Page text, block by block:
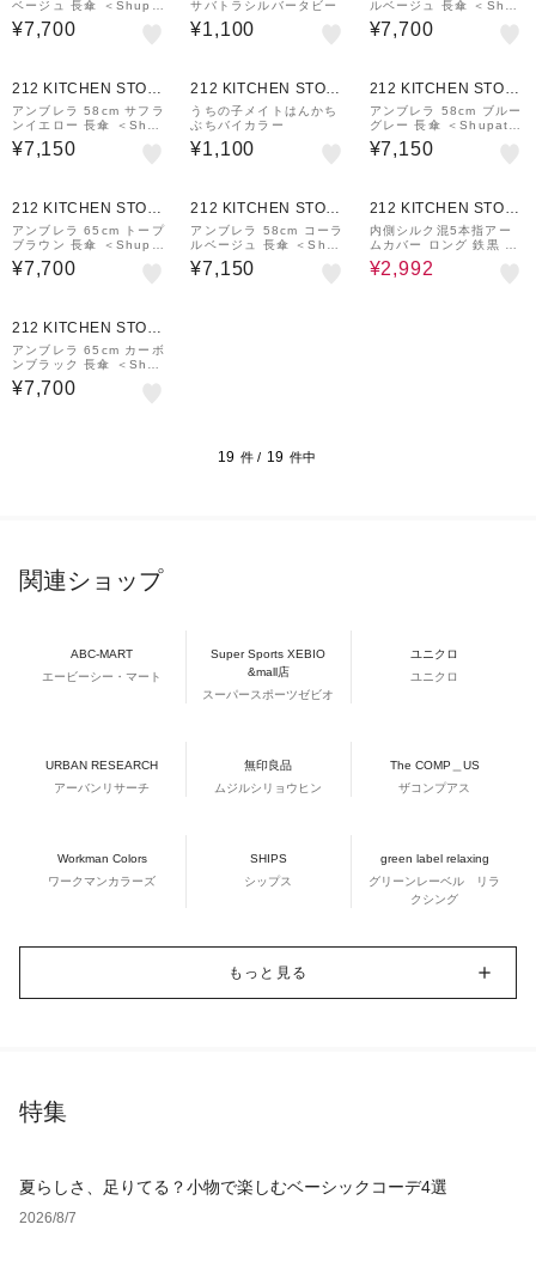
ベージュ 長傘 ＜Shupat
to シュパット＞
¥7,700
サバトラシルバータビー
¥1,100
ルベージュ 長傘 ＜Shup
atto シュパット＞
¥7,700
212 KITCHEN STOR
E
アンブレラ 58cm サフラ
ンイエロー 長傘 ＜Shup
atto シュパット＞
¥7,150
212 KITCHEN STOR
E
うちの子メイトはんかち
ぶちバイカラー
¥1,100
212 KITCHEN STOR
E
アンブレラ 58cm ブルー
グレー 長傘 ＜Shupatto
シュパット＞
¥7,150
212 KITCHEN STOR
E
アンブレラ 65cm トープ
ブラウン 長傘 ＜Shupat
to シュパット＞
¥7,700
212 KITCHEN STOR
E
アンブレラ 58cm コーラ
ルベージュ 長傘 ＜Shup
atto シュパット＞
¥7,150
212 KITCHEN STOR
E
内側シルク混5本指アー
ムカバー ロング 鉄黒 ＜
絹屋＞
¥2,992
212 KITCHEN STOR
E
アンブレラ 65cm カーボ
ンブラック 長傘 ＜Shup
atto シュパット＞
¥7,700
19 件 / 19 件中
関連ショップ
ABC-MART
エービーシー・マート
Super Sports XEBIO
&mall店
スーパースポーツゼビオ
ユニクロ
ユニクロ
URBAN RESEARCH
アーバンリサーチ
無印良品
ムジルシリョウヒン
The COMP＿US
ザコンプアス
Workman Colors
ワークマンカラーズ
SHIPS
シップス
green label relaxing
グリーンレーベル リラ
クシング
もっと見る
特集
夏らしさ、足りてる？小物で楽しむベーシックコーデ4選
2026/8/7